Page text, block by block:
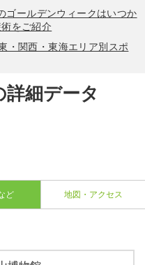
ゴールデンウィークはいつか
をご紹介
・関西・東海エリア別スポ
細データ
ど 地図・アクセス